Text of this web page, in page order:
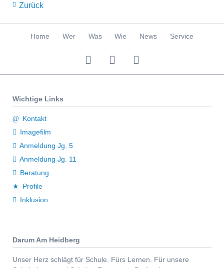
Zurück
Navigation
Home Wer Was Wie News Service
Wichtige Links
Kontakt
Imagefilm
Anmeldung Jg. 5
Anmeldung Jg. 11
Beratung
Profile
Inklusion
Darum Am Heidberg
Unser Herz schlägt für Schule. Fürs Lernen. Für unsere